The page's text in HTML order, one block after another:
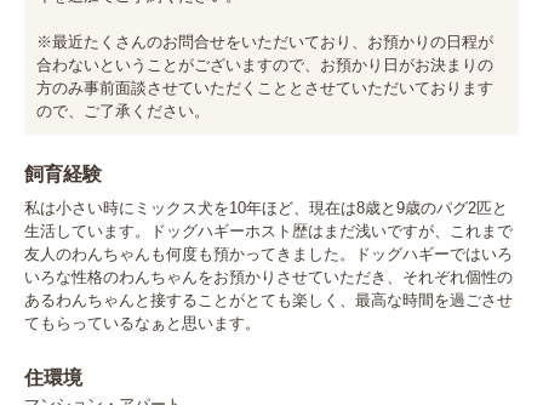
※最近たくさんのお問合せをいただいており、お預かりの日程が
合わないということがございますので、お預かり日がお決まりの
方のみ事前面談させていただくこととさせていただいております
ので、ご了承ください。
飼育経験
私は小さい時にミックス犬を10年ほど、現在は8歳と9歳のパグ2匹と
生活しています。ドッグハギーホスト歴はまだ浅いですが、これまで
友人のわんちゃんも何度も預かってきました。ドッグハギーではいろ
いろな性格のわんちゃんをお預かりさせていただき、それぞれ個性の
あるわんちゃんと接することがとても楽しく、最高な時間を過ごさせ
てもらっているなぁと思います。
住環境